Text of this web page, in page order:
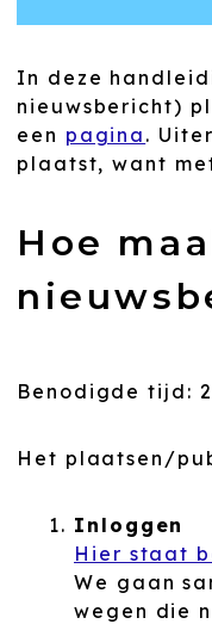
In deze
nieuwsbericht)
een pagina .
plaatst, want
Hoe
Benodigde tijd:
Het plaatsen/
Inloggen
Hier staat
We gaan
wegen die